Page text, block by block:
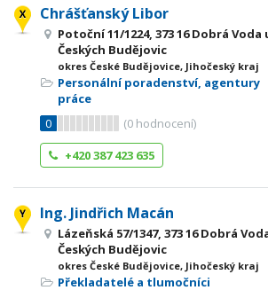
Chrášťanský Libor
Potoční 11/1224, 373 16 Dobrá Voda
Českých Budějovic
okres České Budějovice, Jihočeský kraj
Personální poradenství, agentury
práce
0
(0 hodnocení)
+420 387 423 635
Ing. Jindřich Macán
Lázeňská 57/1347, 373 16 Dobrá
Českých Budějovic
okres České Budějovice, Jihočeský kraj
Překladatelé a tlumočníci